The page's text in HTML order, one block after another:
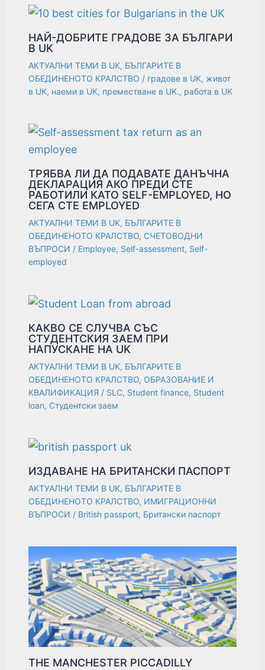
НАЙ-ДОБРИТЕ ГРАДОВЕ ЗА БЪЛГАРИ
В UK
АКТУАЛНИ ТЕМИ В UK, БЪЛГАРИТЕ В
ОБЕДИНЕНОТО КРАЛСТВО / градове в UK, живот
в UK, наеми в UK, преместване в UK., работа в UK
ТРЯБВА ЛИ ДА ПОДАВАТЕ ДАНЪЧНА
ДЕКЛАРАЦИЯ АКО ПРЕДИ СТЕ
РАБОТИЛИ КАТО SELF-EMPLOYED, НО
СЕГА СТЕ EMPLOYED
АКТУАЛНИ ТЕМИ В UK, БЪЛГАРИТЕ В
ОБЕДИНЕНОТО КРАЛСТВО, СЧЕТОВОДНИ
ВЪПРОСИ / Employee, Self-assessment, Self-
employed
КАКВО СЕ СЛУЧВА СЪС
СТУДЕНТСКИЯ ЗАЕМ ПРИ
НАПУСКАНЕ НА UK
АКТУАЛНИ ТЕМИ В UK, БЪЛГАРИТЕ В
ОБЕДИНЕНОТО КРАЛСТВО, ОБРАЗОВАНИЕ И
КВАЛИФИКАЦИЯ / SLC, Student finance, Student
loan, Студентски заем
ИЗДАВАНЕ НА БРИТАНСКИ ПАСПОРТ
АКТУАЛНИ ТЕМИ В UK, БЪЛГАРИТЕ В
ОБЕДИНЕНОТО КРАЛСТВО, ИМИГРАЦИОННИ
ВЪПРОСИ / British passport, Британски паспорт
THE MANCHESTER PICCADILLY